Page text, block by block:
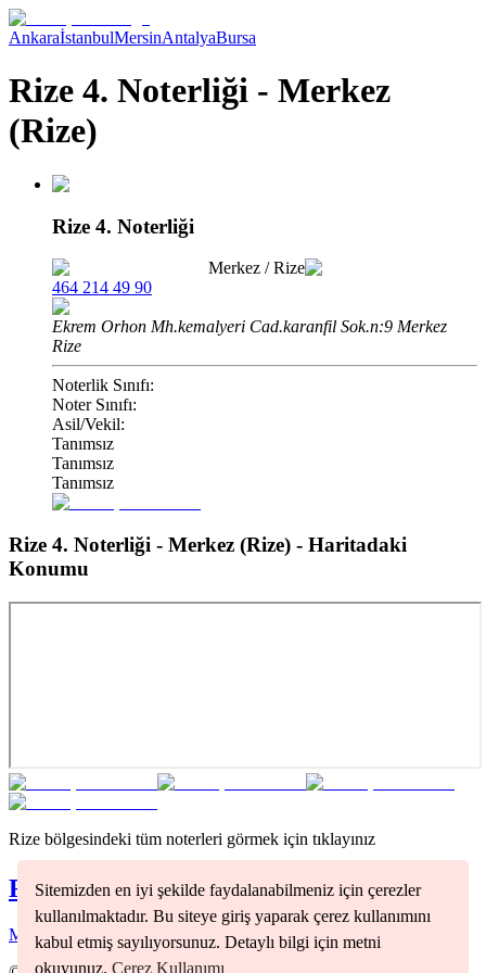
Sitemizden en iyi şekilde faydalanabilmeniz için çerezler
kullanılmaktadır. Bu siteye giriş yaparak çerez kullanımını
kabul etmiş sayılıyorsunuz. Detaylı bilgi için metni
okuyunuz. Çerez Kullanımı
AnkaraİstanbulMersinAntalyaBursa
Rize 4. Noterliği - Merkez
(Rize)
Rize 4. Noterliği
Merkez /Rize
464 214 49 90
Ekrem Orhon Mh.kemalyeri Cad.karanfil Sok.n:9 Merkez
Rize
Noterlik Sınıfı:
Noter Sınıfı:
Asil/Vekil:
Tanımsız
Tanımsız
Tanımsız
Rize 4. Noterliği - Merkez (Rize) - Haritadaki
Konumu
Rize bölgesindeki tüm noterleri görmek için tıklayınız
RizeNoterleri
Merkez (2